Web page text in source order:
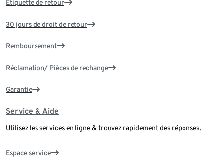
Étiquette de retour
30 jours de droit de retour
Remboursement
Réclamation/ Pièces de rechange
Garantie
Service & Aide
Utilisez les services en ligne & trouvez rapidement des réponses.
Espace service